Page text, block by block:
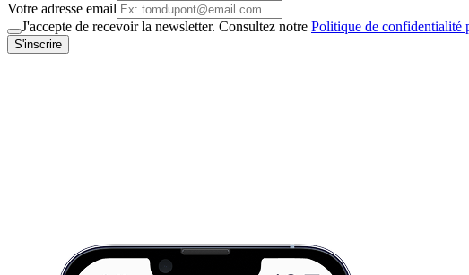
Votre adresse email
J'accepte de recevoir la newsletter. Consultez notre Politique de confidentialité
S'inscrire